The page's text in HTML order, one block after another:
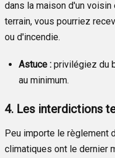
dans la maison d'un
terrain, vous pourriez
ou d'incendie.
Astuce : privilégiez du
au minimum.
4. Les interdictions
Peu importe le règlement
climatiques ont le dernier